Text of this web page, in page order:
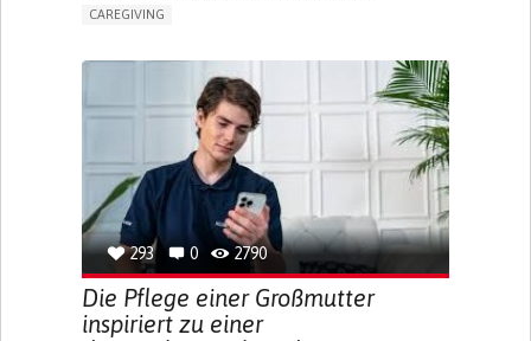
CAREGIVING
BODY-WORN SOLUTIONS (CLOTHING, ACCESSORIES,
SHOES, SENSORS...)
ALLEVIATING ALLERGIES
PREVENTING (VACCINATION, PROTECTION, FALLS,
RESEARCH/MAPPING)
CAREGIVING SUPPORT
IMMUNO-ALLERGOLOGY
SPAIN
293 0 2790
Die Pflege einer Großmutter
inspiriert zu einer